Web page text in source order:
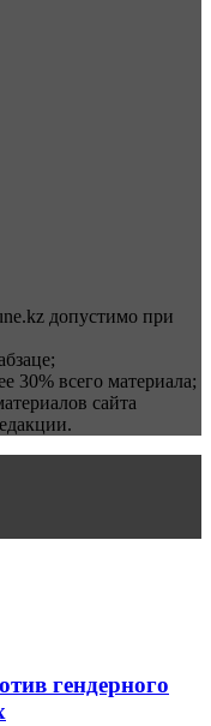
допустимо при
30% всего материала;
сайта
гендерного